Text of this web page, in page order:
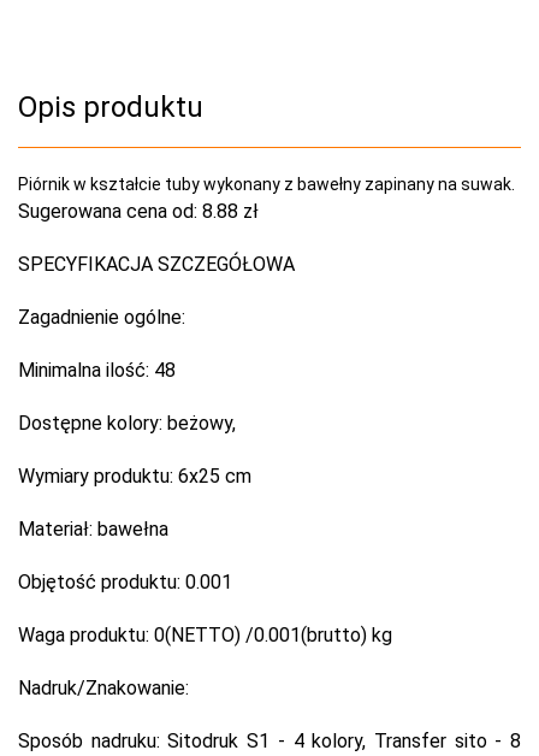
Opis produktu
Piórnik w kształcie tuby wykonany z bawełny zapinany na suwak.
Sugerowana cena od: 8.88 zł
SPECYFIKACJA SZCZEGÓŁOWA
Zagadnienie ogólne:
Minimalna ilość: 48
Dostępne kolory: beżowy,
Wymiary produktu: 6x25 cm
Materiał: bawełna
Objętość produktu: 0.001
Waga produktu: 0(NETTO) /0.001(brutto) kg
Nadruk/Znakowanie:
Sposób nadruku:Sitodruk S1 - 4 kolory, Transfer sito - 8